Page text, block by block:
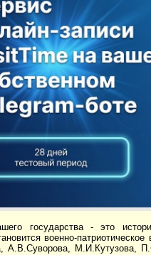
государства - это
военно-
А.В.Суворова, М.И.Кутузова,